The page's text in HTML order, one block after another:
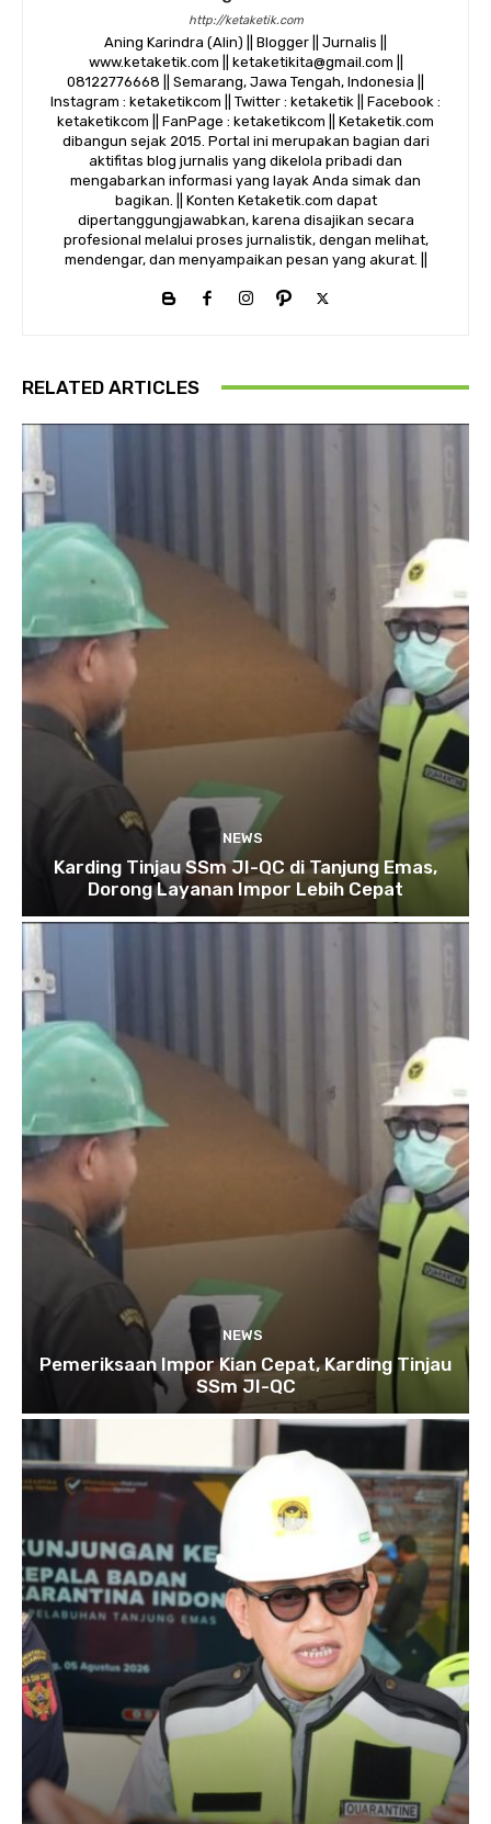
http://ketaketik.com
Aning Karindra (Alin) || Blogger || Jurnalis ||
www.ketaketik.com || ketaketikita@gmail.com ||
08122776668 || Semarang, Jawa Tengah, Indonesia ||
Instagram : ketaketikcom || Twitter : ketaketik || Facebook :
ketaketikcom || FanPage : ketaketikcom || Ketaketik.com
dibangun sejak 2015. Portal ini merupakan bagian dari
aktifitas blog jurnalis yang dikelola pribadi dan
mengabarkan informasi yang layak Anda simak dan
bagikan. || Konten Ketaketik.com dapat
dipertanggungjawabkan, karena disajikan secara
profesional melalui proses jurnalistik, dengan melihat,
mendengar, dan menyampaikan pesan yang akurat. ||
RELATED ARTICLES
NEWS
Karding Tinjau SSm JI-QC di Tanjung Emas,
Dorong Layanan Impor Lebih Cepat
NEWS
Pemeriksaan Impor Kian Cepat, Karding Tinjau
SSm JI-QC